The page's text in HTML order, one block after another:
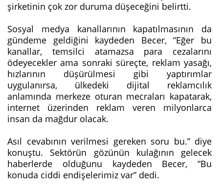
şirketinin çok zor duruma düşeceğini belirtti.
Sosyal medya kanallarının kapatılmasının da
gündeme geldiğini kaydeden Becer, “Eğer bu
kanallar, temsilci atamazsa para cezalarını
ödeyecekler ama sonraki süreçte, reklam yasağı,
hızlarının düşürülmesi gibi yaptırımlar
uygulanırsa, ülkedeki dijital reklamcılık
anlamında merkeze oturan mecraları kapatarak,
internet üzerinden reklam veren milyonlarca
insan da mağdur olacak.
Asıl cevabının verilmesi gereken soru bu.” diye
konuştu. Sektörün gözünün kulağının gelecek
haberlerde olduğunu kaydeden Becer, “Bu
konuda ciddi endişelerimiz var” dedi.